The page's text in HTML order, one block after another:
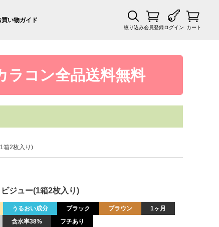
買い物ガイド
絞り込み会員登録ログイン カート
ラコン全品送料無料
箱2枚入り)
ジュー(1箱2枚入り)
うるおい成分 ブラック ブラウン
1ヶ月
含水率38% フチあり